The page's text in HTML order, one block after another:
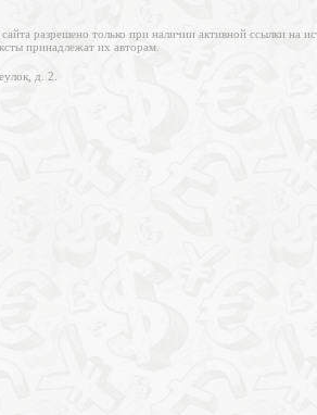
разрешено только при наличии активной ссылки на
принадлежат их авторам.
д. 2.